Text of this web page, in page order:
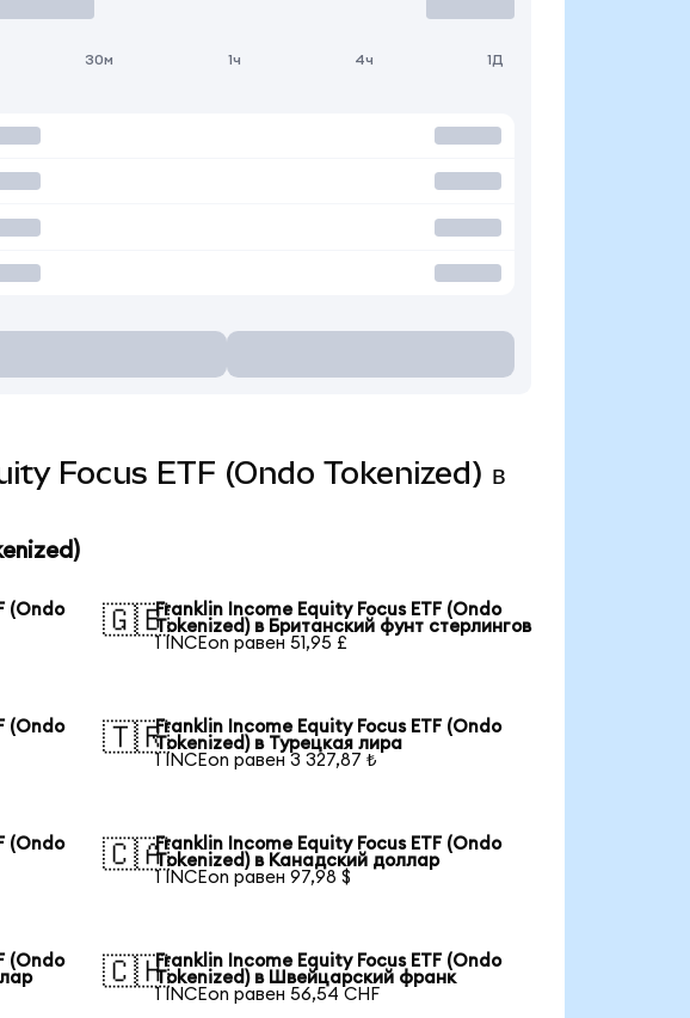
30м 1ч 4ч 1Д
Focus ETF (Ondo Tokenized) в
(Ondo
🇬🇧Franklin Income Equity Focus ETF (Ondo
Tokenized) в Британский фунт стерлингов
1 INCEon равен 51,95 £
(Ondo
🇹🇷Franklin Income Equity Focus ETF (Ondo
Tokenized) в Турецкая лира
1 INCEon равен 3 327,87 ₺
(Ondo
🇨🇦Franklin Income Equity Focus ETF (Ondo
Tokenized) в Канадский доллар
1 INCEon равен 97,98 $
(Ondo
🇨🇭Franklin Income Equity Focus ETF (Ondo
Tokenized) в Швейцарский франк
1 INCEon равен 56,54 CHF